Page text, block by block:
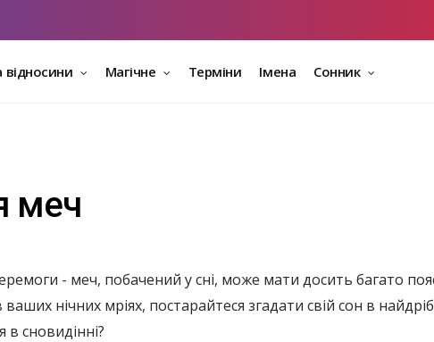
відносини Магічне Терміни Імена Сонник
меч
- меч, побачений у сні, може мати досить багато
нічних мріях, постарайтеся згадати свій сон в
сновидінні?